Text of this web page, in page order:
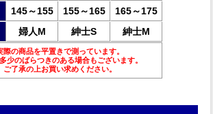
145～155 155～165 165～175
婦人M 紳士S 紳士M
際の商品を平置きで測っています。
少のばらつきのある場合もございます。
ご了承の上お買い求めください。